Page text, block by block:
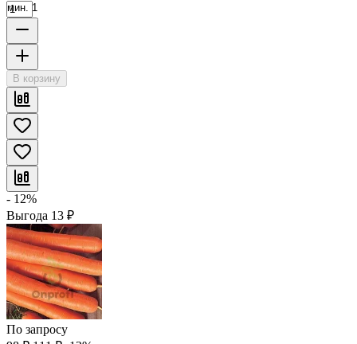
мин. 1
В корзину
- 12%
Выгода 13 ₽
По запросу